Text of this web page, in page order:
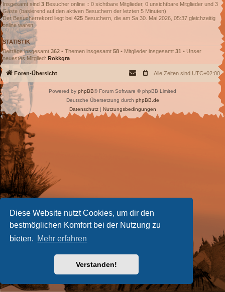
Diese Website nutzt Cookies, um dir den
bestmöglichen Komfort bei der Nutzung zu
bieten. Mehr erfahren
Verstanden!
Insgesamt sind 3 Besucher online :: 0 sichtbare Mitglieder, 0 unsichtbare Mitglieder und 3
Gäste (basierend auf den aktiven Besuchern der letzten 5 Minuten)
Der Besucherrekord liegt bei 425 Besuchern, die am Sa 30. Mai 2026, 05:37 gleichzeitig
online waren.
STATISTIK
Beiträge insgesamt 362 • Themen insgesamt 58 • Mitglieder insgesamt 31 • Unser
neuestes Mitglied: Rokkgra
Foren-Übersicht Alle Zeiten sind UTC+02:00
Powered by phpBB® Forum Software © phpBB Limited
Deutsche Übersetzung durch phpBB.de
Datenschutz| Nutzungsbedingungen